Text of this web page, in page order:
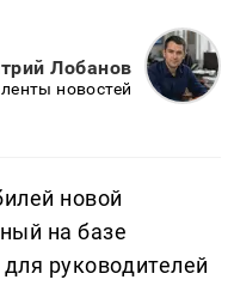
Лобанов
новостей
новой
на базе
руководителей